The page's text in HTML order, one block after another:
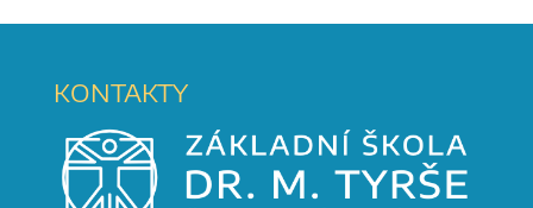
KONTAKTY